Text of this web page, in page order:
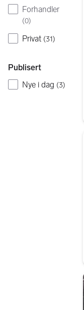
Forhandler
(0)
Privat (31)
Publisert
Nye i dag (3)